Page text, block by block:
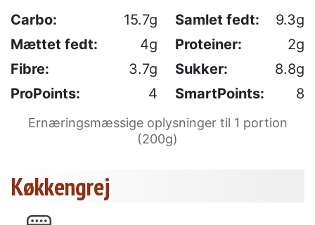
Carbo: 15.7g Samlet fedt:
9.3g
Mættet fedt:
4g Proteiner:
2g
Fibre:
3.7g Sukker:
8.8g
ProPoints:
4 SmartPoints: 8
Ernæringsmæssige oplysninger til 1 portion
(200g)
Køkkengrej